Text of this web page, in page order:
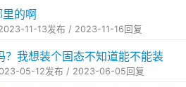
的啊
11-13发布 / 2023-11-16回复
？我想装个固态不知道能不能装
05-12发布 / 2023-06-05回复